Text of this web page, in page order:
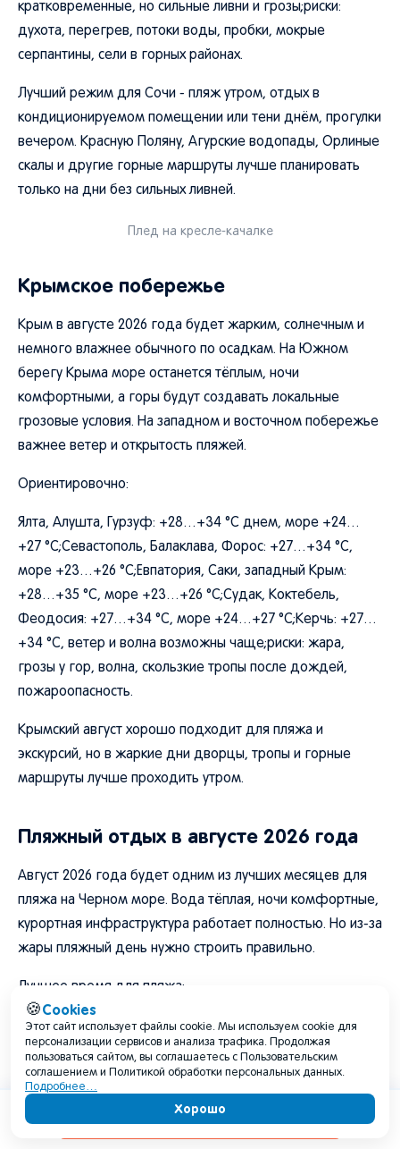
кратковременные, но сильные ливни и грозы;риски:
духота, перегрев, потоки воды, пробки, мокрые
серпантины, сели в горных районах.
Лучший режим для Сочи - пляж утром, отдых в
кондиционируемом помещении или тени днём, прогулки
вечером. Красную Поляну, Агурские водопады, Орлиные
скалы и другие горные маршруты лучше планировать
только на дни без сильных ливней.
Плед на кресле-качалке
Крымское побережье
Крым в августе 2026 года будет жарким, солнечным и
немного влажнее обычного по осадкам. На Южном
берегу Крыма море останется тёплым, ночи
комфортными, а горы будут создавать локальные
грозовые условия. На западном и восточном побережье
важнее ветер и открытость пляжей.
Ориентировочно:
Ялта, Алушта, Гурзуф: +28…+34 °C днем, море +24…
+27 °C;Севастополь, Балаклава, Форос: +27…+34 °C,
море +23…+26 °C;Евпатория, Саки, западный Крым:
+28…+35 °C, море +23…+26 °C;Судак, Коктебель,
Феодосия: +27…+34 °C, море +24…+27 °C;Керчь: +27…
+34 °C, ветер и волна возможны чаще;риски: жара,
грозы у гор, волна, скользкие тропы после дождей,
пожароопасность.
Крымский август хорошо подходит для пляжа и
экскурсий, но в жаркие дни дворцы, тропы и горные
маршруты лучше проходить утром.
Пляжный отдых в августе 2026 года
Август 2026 года будет одним из лучших месяцев для
пляжа на Черном море. Вода тёплая, ночи комфортные,
курортная инфраструктура работает полностью. Но из-за
жары пляжный день нужно строить правильно.
Лучшее время для пляжа:
утром до 11 часов;вечером после 17 часов;в пасмурное,
но не грозовое окно;после спада сильной жары;в дни
без сильного ветра и волны.
В полдень риск перегрева максимален. Особенно
осторожными нужно быть с детьми, пожилыми людьми,
Содержание
🍪Cookies
Этот сайт использует файлы cookie. Мы используем cookie для
персонализации сервисов и анализа трафика. Продолжая
пользоваться сайтом, вы соглашаетесь с Пользовательским
соглашением и Политикой обработки персональных данных.
Подробнее…
Хорошо